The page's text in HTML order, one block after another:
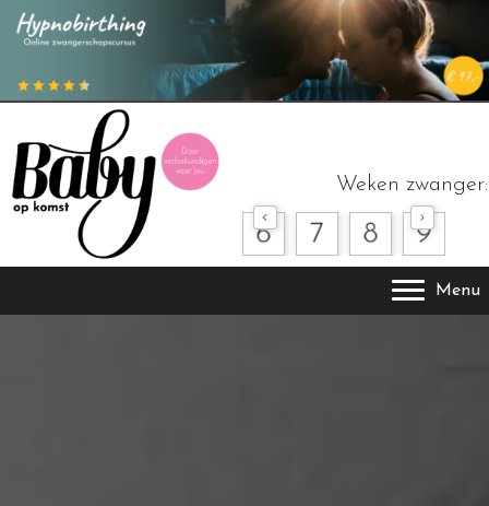
Weken zwanger:
Menu